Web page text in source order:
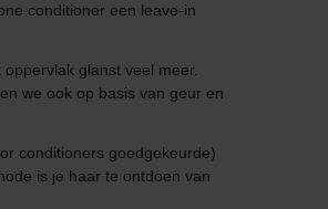
conditioner een leave-in
glanst veel meer.
we ook op basis van geur en
conditioners goedgekeurde)
is je haar te ontdoen van